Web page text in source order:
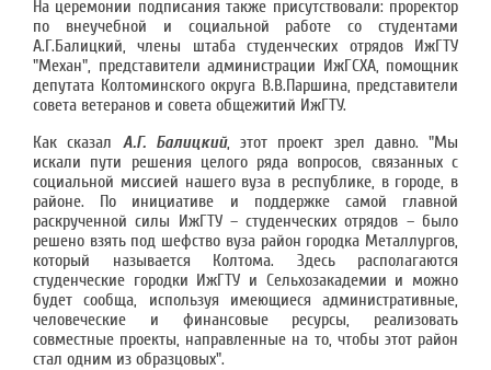
На церемонии подписания также присутствовали: проректор
по внеучебной и социальной работе со студентами
А.Г.Балицкий, члены штаба студенческих отрядов ИжГТУ
"Механ", представители администрации ИжГСХА, помощник
депутата Колтоминского округа В.В.Паршина, представители
совета ветеранов и совета общежитий ИжГТУ.
Как сказал А.Г. Балицкий, этот проект зрел давно. "Мы
искали пути решения целого ряда вопросов, связанных с
социальной миссией нашего вуза в республике, в городе, в
районе. По инициативе и поддержке самой главной
раскрученной силы ИжГТУ – студенческих отрядов – было
решено взять под шефство вуза район городка Металлургов,
который называется Колтома. Здесь располагаются
студенческие городки ИжГТУ и Сельхозакадемии и можно
будет сообща, используя имеющиеся административные,
человеческие и финансовые ресурсы, реализовать
совместные проекты, направленные на то, чтобы этот район
стал одним из образцовых".